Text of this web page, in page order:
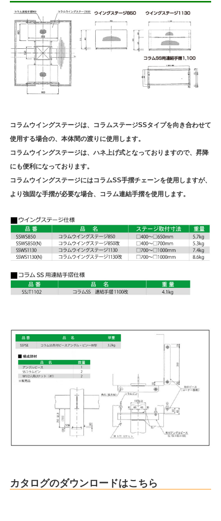
コラムウイングステージは、コラムステージSSタイプを向き合わせて
使用する場合の、本体間の渡りに使用します。
コラムウイングステージは、ハネ上げ式となっておりますので、昇降
にも便利になっております。
コラムウイングステージにはコラムSS手摺チェーンを使用しますが、
より強固な手摺が必要な場合、コラム連結手摺を使用します。
カタログのダウンロードはこちら